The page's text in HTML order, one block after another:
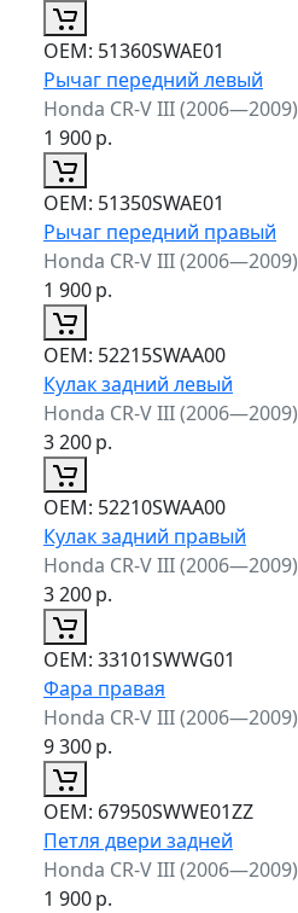
ОЕМ: 51360SWAE01
Рычаг передний левый
Honda CR-V III (2006—2009)
1 900р.
ОЕМ: 51350SWAE01
Рычаг передний правый
Honda CR-V III (2006—2009)
1 900р.
ОЕМ: 52215SWAA00
Кулак задний левый
Honda CR-V III (2006—2009)
3 200р.
ОЕМ: 52210SWAA00
Кулак задний правый
Honda CR-V III (2006—2009)
3 200р.
ОЕМ: 33101SWWG01
Фара правая
Honda CR-V III (2006—2009)
9 300р.
ОЕМ: 67950SWWE01ZZ
Петля двери задней
Honda CR-V III (2006—2009)
1 900р.